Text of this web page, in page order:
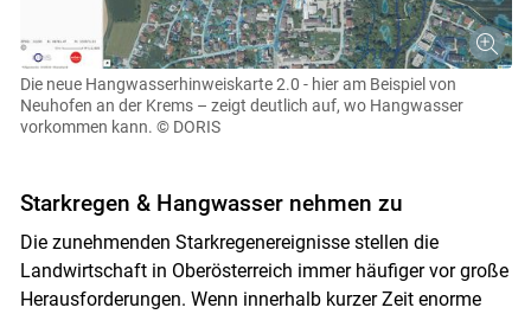
Die neue Hangwasserhinweiskarte 2.0 - hier am Beispiel von
Neuhofen an der Krems – zeigt deutlich auf, wo Hangwasser
vorkommen kann. © DORIS
Starkregen & Hangwasser nehmen zu
Die zunehmenden Starkregenereignisse stellen die
Landwirtschaft in Oberösterreich immer häufiger vor große
Herausforderungen. Wenn innerhalb kurzer Zeit enorme